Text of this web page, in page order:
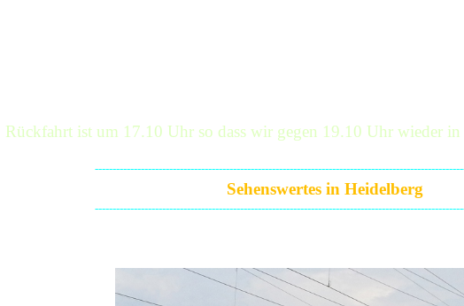
Rückfahrt ist um 17.10 Uhr so dass wir gegen 19.10 Uhr wieder
Sehenswertes in Heidelberg